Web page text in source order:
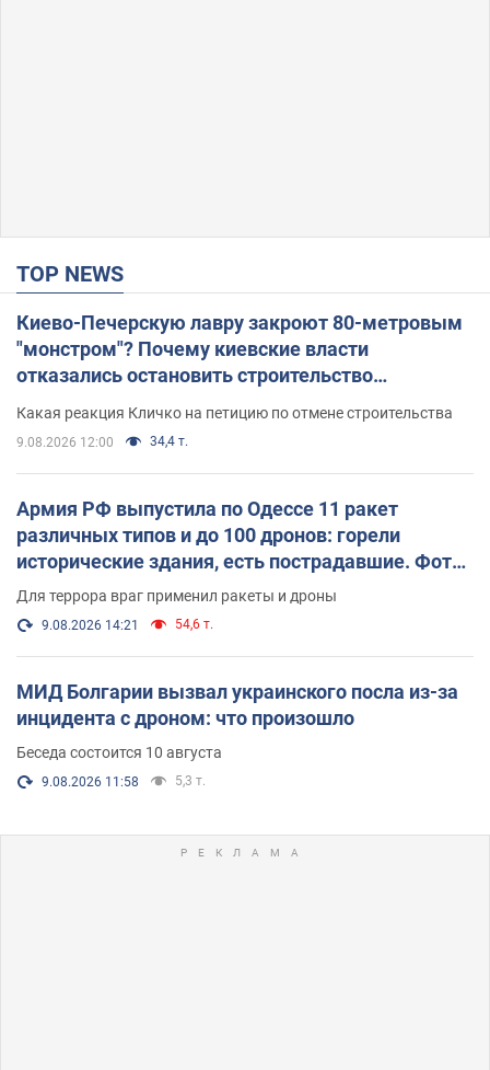
TOP NEWS
Киево-Печерскую лавру закроют 80-метровым
"монстром"? Почему киевские власти
отказались остановить строительство
Какая реакция Кличко на петицию по отмене строительства
9.08.2026 12:00 34,4 т.
Армия РФ выпустила по Одессе 11 ракет
различных типов и до 100 дронов: горели
исторические здания, есть пострадавшие. Фото
и видео
Для террора враг применил ракеты и дроны
9.08.2026 14:21 54,6 т.
МИД Болгарии вызвал украинского посла из-за
инцидента с дроном: что произошло
Беседа состоится 10 августа
9.08.2026 11:58 5,3 т.